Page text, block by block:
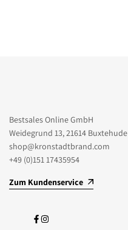
Bestsales Online GmbH
Weidegrund 13, 21614 Buxtehude
shop@kronstadtbrand.com
+49 (0)151 17435954
Zum Kundenservice
Facebook
Instagram